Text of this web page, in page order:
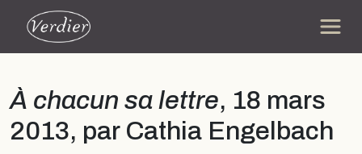
À chacun sa lettre, 18 mars
2013, par Cathia Engelbach